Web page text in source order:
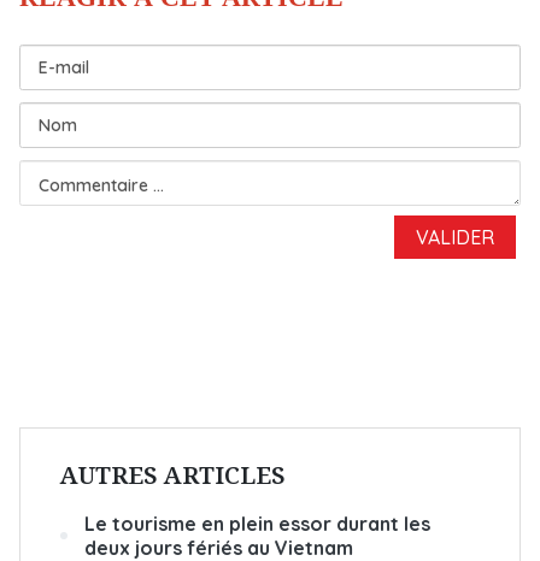
AUTRES ARTICLES
Le tourisme en plein essor durant les
deux jours fériés au Vietnam